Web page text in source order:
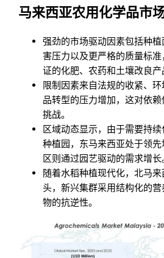
马来西亚农用化学品市场
强劲的市场驱动因素包括种
害压力以及更严格的质量标
证的化肥、农药和土壤改良产
限制因素来自法规的收紧、
品转型的压力增加，这对依
挑战。
区域动态显示，由于需要持
种植园，东马来西亚处于领
区则通过园艺驱动的需求增长
随着水稻种植现代化，北马
头，新兴集群采用结构化的
物的抗逆性。